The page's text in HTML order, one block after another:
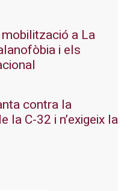
mobilització a La
i els
contra la
la C-32 i n’exigeix la